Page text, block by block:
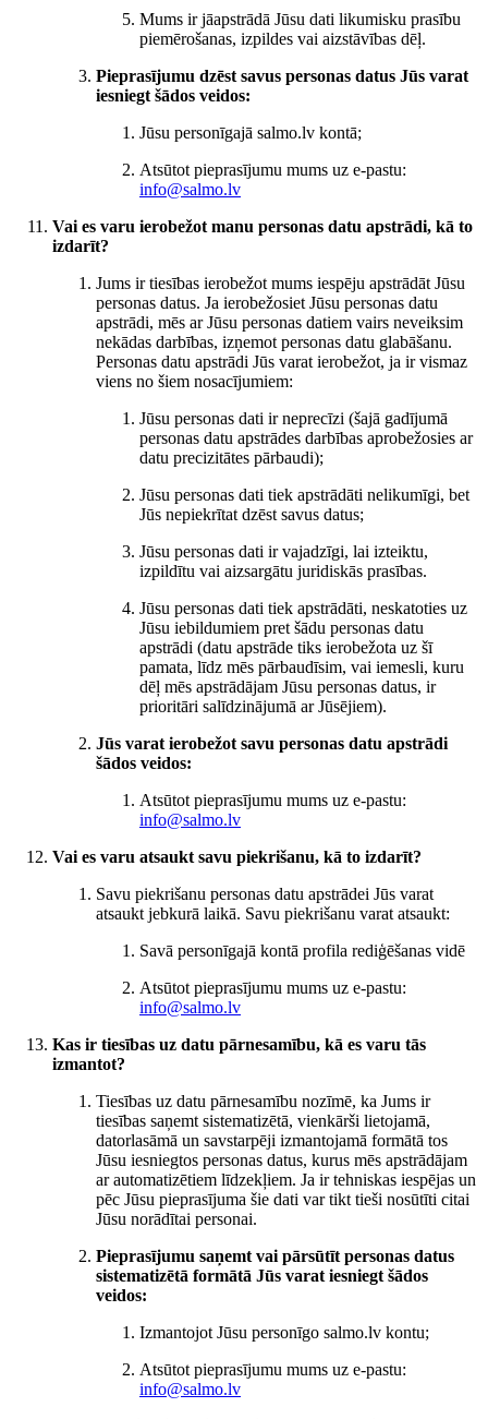
Mums ir jāapstrādā Jūsu dati likumisku prasību
piemērošanas, izpildes vai aizstāvības dēļ.
Pieprasījumu dzēst savus personas datus Jūs varat
iesniegt šādos veidos:
Jūsu personīgajā salmo.lv kontā;
Atsūtot pieprasījumu mums uz e-pastu:
info@salmo.lv
Vai es varu ierobežot manu personas datu apstrādi, kā to
izdarīt?
Jums ir tiesības ierobežot mums iespēju apstrādāt Jūsu
personas datus. Ja ierobežosiet Jūsu personas datu
apstrādi, mēs ar Jūsu personas datiem vairs neveiksim
nekādas darbības, izņemot personas datu glabāšanu.
Personas datu apstrādi Jūs varat ierobežot, ja ir vismaz
viens no šiem nosacījumiem:
Jūsu personas dati ir neprecīzi (šajā gadījumā
personas datu apstrādes darbības aprobežosies ar
datu precizitātes pārbaudi);
Jūsu personas dati tiek apstrādāti nelikumīgi, bet
Jūs nepiekrītat dzēst savus datus;
Jūsu personas dati ir vajadzīgi, lai izteiktu,
izpildītu vai aizsargātu juridiskās prasības.
Jūsu personas dati tiek apstrādāti, neskatoties uz
Jūsu iebildumiem pret šādu personas datu
apstrādi (datu apstrāde tiks ierobežota uz šī
pamata, līdz mēs pārbaudīsim, vai iemesli, kuru
dēļ mēs apstrādājam Jūsu personas datus, ir
prioritāri salīdzinājumā ar Jūsējiem).
Jūs varat ierobežot savu personas datu apstrādi
šādos veidos:
Atsūtot pieprasījumu mums uz e-pastu:
info@salmo.lv
Vai es varu atsaukt savu piekrišanu, kā to izdarīt?
Savu piekrišanu personas datu apstrādei Jūs varat
atsaukt jebkurā laikā. Savu piekrišanu varat atsaukt:
Savā personīgajā kontā profila rediģēšanas vidē
Atsūtot pieprasījumu mums uz e-pastu:
info@salmo.lv
Kas ir tiesības uz datu pārnesamību, kā es varu tās
izmantot?
Tiesības uz datu pārnesamību nozīmē, ka Jums ir
tiesības saņemt sistematizētā, vienkārši lietojamā,
datorlasāmā un savstarpēji izmantojamā formātā tos
Jūsu iesniegtos personas datus, kurus mēs apstrādājam
ar automatizētiem līdzekļiem. Ja ir tehniskas iespējas un
pēc Jūsu pieprasījuma šie dati var tikt tieši nosūtīti citai
Jūsu norādītai personai.
Pieprasījumu saņemt vai pārsūtīt personas datus
sistematizētā formātā Jūs varat iesniegt šādos
veidos:
Izmantojot Jūsu personīgo salmo.lv kontu;
Atsūtot pieprasījumu mums uz e-pastu:
info@salmo.lv